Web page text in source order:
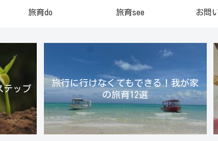
旅育do 旅育see お問
テップ
旅行に行けなくてもできる！我が家
の旅育12選